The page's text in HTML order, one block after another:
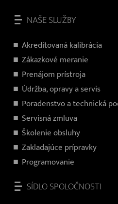
NAŠE SLUŽBY
Akreditovaná kalibrácia
Zákazkové meranie
Prenájom prístroja
Údržba, opravy a servis
Poradenstvo a technická
Servisná zmluva
Školenie obsluhy
Zakladajúce prípravky
Programovanie
SÍDLO SPOLOČNOSTI